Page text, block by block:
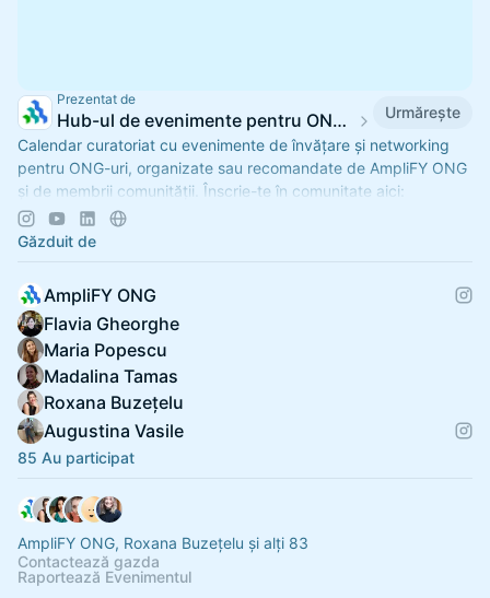
Prezentat de
Hub-ul de evenimente pentru ONG-uri
Urmărește
Calendar curatoriat cu evenimente de învățare și networking
pentru ONG-uri, organizate sau recomandate de AmpliFY ONG
și de membrii comunității. Înscrie-te în comunitate aici:
https://amplifyong.ro/
Găzduit de
AmpliFY ONG
Flavia Gheorghe
Maria Popescu
Madalina Tamas
Roxana Buzețelu
Augustina Vasile
85 Au participat
AmpliFY ONG, Roxana Buzețelu și alți 83
Contactează gazda
Raportează Evenimentul